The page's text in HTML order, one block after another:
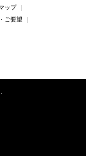
ップ
ご要望